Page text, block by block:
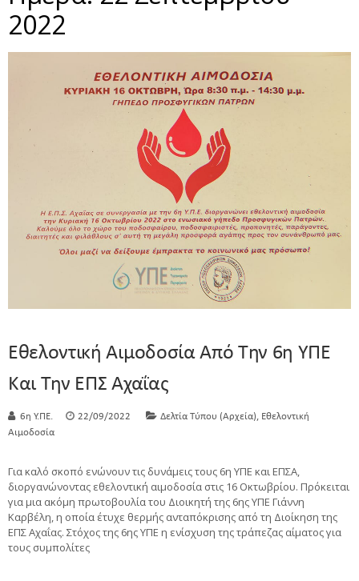
2022
Εθελοντική Αιμοδοσία Από Την 6η ΥΠΕ
Και Την ΕΠΣ Αχαΐας
6η Υ.ΠΕ. 22/09/2022 Δελτία Τύπου (Αρχεία)
Εθελοντική
Αιμοδοσία
Για καλό σκοπό ενώνουν τις δυνάμεις τους 6η ΥΠΕ και ΕΠΣΑ,
διοργανώνοντας εθελοντική αιμοδοσία στις 16 Οκτωβρίου. Πρόκειται
για μια ακόμη πρωτοβουλία του Διοικητή της 6ης ΥΠΕ Γιάννη
Καρβέλη, η οποία έτυχε θερμής ανταπόκρισης από τη Διοίκηση της
ΕΠΣ Αχαΐας. Στόχος της 6ης ΥΠΕ η ενίσχυση της τράπεζας αίματος για
τους συμπολίτες